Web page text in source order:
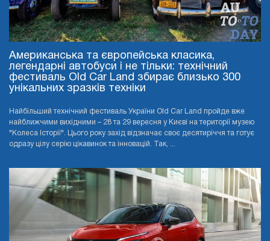
Американська та європейська класика,
легендарні автобуси і не тільки: технічний
фестиваль Old Car Land збирає близько 300
унікальних зразків техніки
Найбільший технічний фестиваль України Old Car Land пройде вже
найближчими вихідними – 28 та 29 вересня у Києві на території музею
"Колеса Історії". Цього року захід відзначає своє десятиріччя та готує
одразу цілу серію цікавинок та інновацій. Так, ...